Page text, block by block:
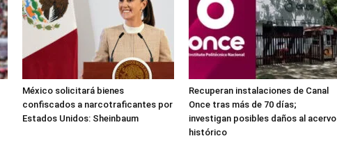
México solicitará bienes
confiscados a narcotraficantes por
Estados Unidos: Sheinbaum
Recuperan instalaciones de Canal
Once tras más de 70 días;
investigan posibles daños al acervo
histórico